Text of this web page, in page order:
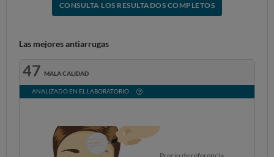
CONSULTA LOS RESULTADOS COMPLETOS
Las mejores antiarrugas
47 MALA CALIDAD
ANALIZADO EN EL LABORATORIO